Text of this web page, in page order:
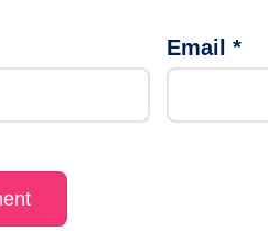
Email *